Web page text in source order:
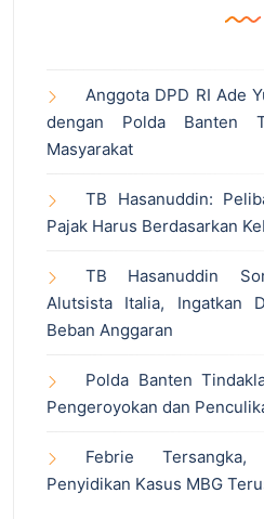
Anggota DPD RI Ade
dengan Polda Banten
Masyarakat
TB Hasanuddin:
Pajak Harus Berdasarkan
TB Hasanuddin
Alutsista Italia, Ingatkan
Beban Anggaran
Polda Banten
Pengeroyokan dan
Febrie Tersangka,
Penyidikan Kasus MBG